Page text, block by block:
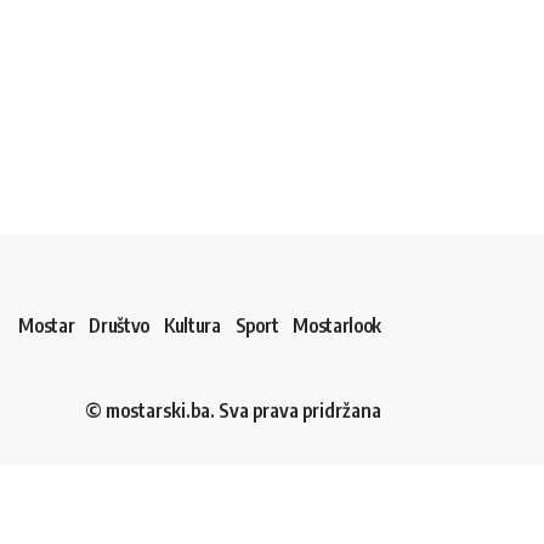
Mostar Društvo Kultura Sport Mostarlook
© mostarski.ba. Sva prava pridržana